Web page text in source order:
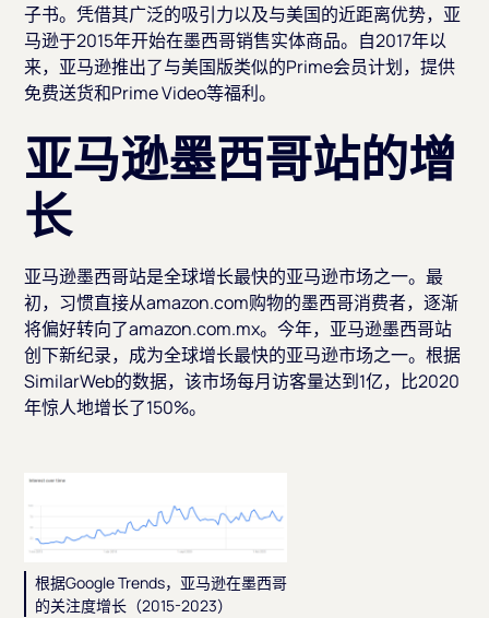
子书。凭借其广泛的吸引力以及与美国的近距离优势，亚
马逊于2015年开始在墨西哥销售实体商品。自2017年以
来，亚马逊推出了与美国版类似的Prime会员计划，提供
免费送货和Prime Video等福利。
亚马逊墨西哥站的增
长
亚马逊墨西哥站是全球增长最快的亚马逊市场之一。最
初，习惯直接从amazon.com购物的墨西哥消费者，逐渐
将偏好转向了amazon.com.mx。今年，亚马逊墨西哥站
创下新纪录，成为全球增长最快的亚马逊市场之一。根据
SimilarWeb的数据，该市场每月访客量达到1亿，比2020
年惊人地增长了150%。
根据Google Trends，亚马逊在墨西哥
的关注度增长（2015-2023）